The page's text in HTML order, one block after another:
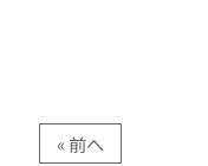
« 前へ